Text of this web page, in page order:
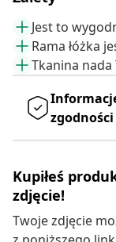
Jest to
Rama łóżka
Tkanina
zgodności
Kupiłeś
zdjęcie!
Twoje zdjęcie